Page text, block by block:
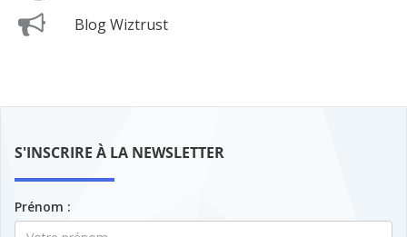
Blog Wiztrust
S'INSCRIRE À LA NEWSLETTER
Prénom :